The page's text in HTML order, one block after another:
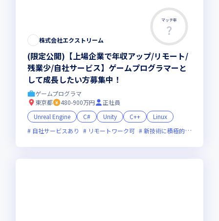
マッチ率
株式会社エクストリーム
(限定公開)【上場企業で年収アップ/リモート/
残業少/自社サービス】ゲームプログラマーと
して成長したい方募集中！
ゲームプログラマ
東京都
480-900万円
正社員
Unreal Engine
C# Unity C++
Linux
自社サービスあり
リモートワーク可 新技術に積極的